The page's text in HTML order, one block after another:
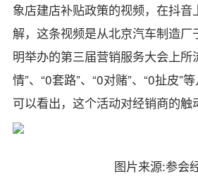
象店建店补贴政策的视频，在抖音
解，这条视频是从北京汽车制造
明举办的第三届营销服务大会上所
情”、“0套路”、“0对赌”、“0扯皮”
可以看出，这个活动对经销商的触
图片来源:参会